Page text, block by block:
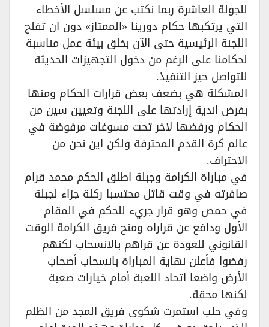
للجولة العاشرة ربما نكتب عن مسلسل الأخطاء
التي يرتكبها حكام دورينا «الممتاز» دون ان تفلح
اللجنة الرئيسية حتى الآن بخلق بيئة عمل مناسبة
لحكامنا على الرغم من دخول التجهيزات الحديثة
للتواصل حيز التنفيذ.
المشكلة هي بضعف بعض قرارات الحكام ومنها
بفرض اندية إرادتها على اللجنة وتعيين سين من
الحكام ورفضها لاخر تحت مسوغات مرفوضة في
عالم كرة القدم المحترفة ولكن اين نحن من
الاحتراف.
في مباراة الكرامة وجبلة اطلق الحكم محمد قرام
صافرته في وقت قاتل محتسبا ركلة جزاء لجبلة
في حمص وهو قرار جريء للحكم في المقام
الأول ودافع عن قراراه ومنح فريق الكرامة الوقت
القانوني للعودة عن قراهم بالانسحاب لكنهم
رفضوا فأعلن نهاية المباراة بانسحاب أصحاب
الأرض واضعا اتحاد اللعبة أمام خيارات صعبة
لكنها محقة.
وفي حلب استمرت شكوى فريق المجد من الظلم